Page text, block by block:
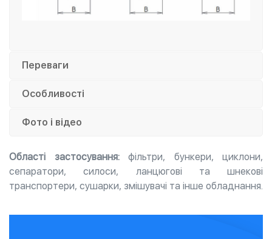
Переваги
Особливості
Фото і відео
Області застосування:фільтри, бункери, циклони,
сепаратори, силоси, ланцюгові та шнекові
транспортери, сушарки, змішувачі та інше обладнання.